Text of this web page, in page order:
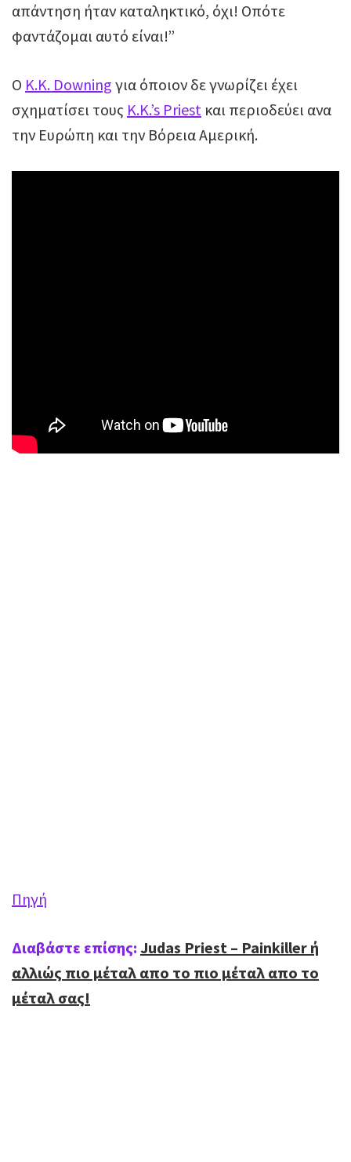
απάντηση ήταν καταληκτικό, όχι! Οπότε
φαντάζομαι αυτό είναι!”
Ο Κ.Κ. Downing για όποιον δε γνωρίζει έχει
σχηματίσει τους K.K.’s Priest και περιοδεύει ανα
την Ευρώπη και την Βόρεια Αμερική.
Πηγή
Διαβάστε επίσης: Judas Priest – Painkiller ή
αλλιώς πιο μέταλ απο το πιο μέταλ απο το
μέταλ σας!